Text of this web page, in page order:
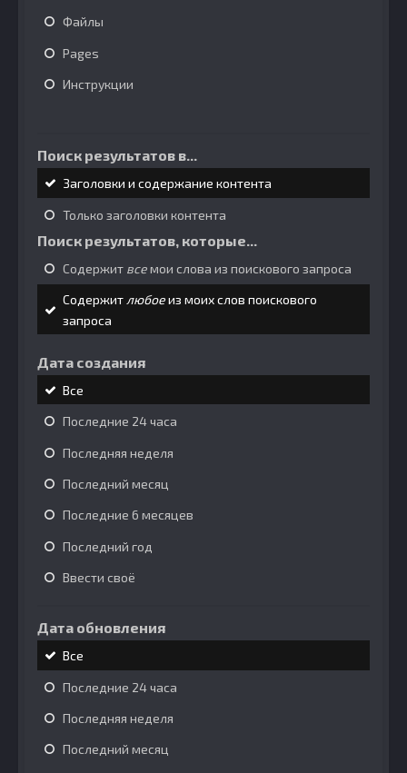
Файлы
Pages
Инструкции
Поиск результатов в...
Заголовки и содержание контента
Только заголовки контента
Поиск результатов, которые...
Содержит всемои слова из поискового запроса
Содержитлюбоеиз моих слов поискового
запроса
Дата создания
Все
Последние 24 часа
Последняя неделя
Последний месяц
Последние 6 месяцев
Последний год
Ввести своё
Дата обновления
Все
Последние 24 часа
Последняя неделя
Последний месяц